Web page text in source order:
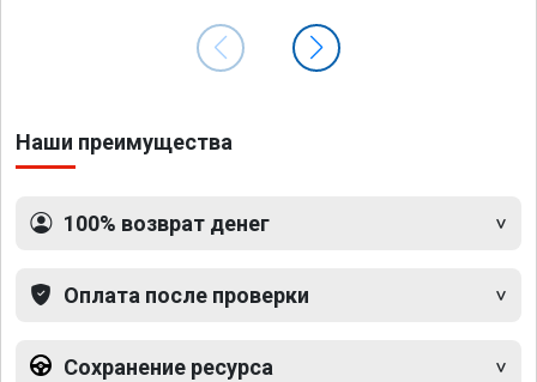
Наши преимущества
100% возврат денег
Оплата после проверки
Сохранение ресурса